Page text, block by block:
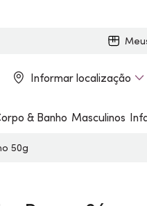
Informar localização
& Banho Masculinos
50g